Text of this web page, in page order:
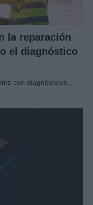
la reparación
el diagnóstico
con diagnósticos…